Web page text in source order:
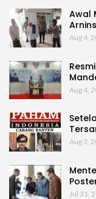
Awal
Aug 4,
Aug 4,
Aug 3,
Jul 31,